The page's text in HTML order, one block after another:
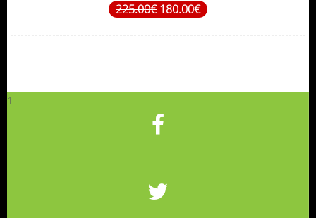
225.00€180.00€
1